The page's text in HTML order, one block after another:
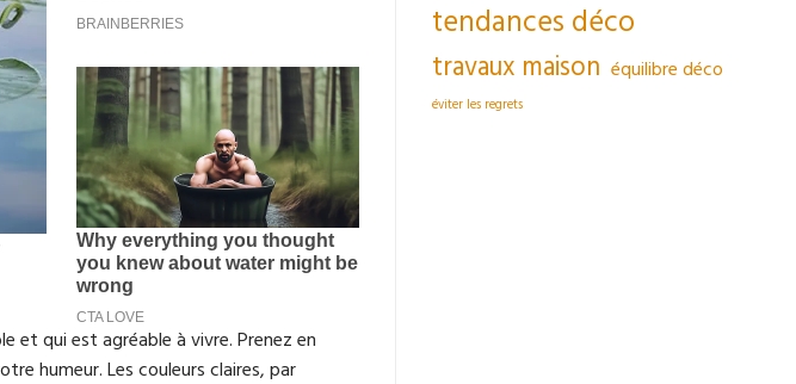
et qui est agréable à vivre. Prenez en
humeur. Les couleurs claires, par
tendances déco
travaux maison équilibre déco
éviter les regrets